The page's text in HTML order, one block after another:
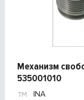
Механизм
535001010
INA